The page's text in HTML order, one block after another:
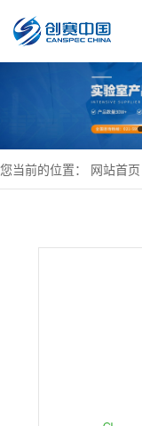
您当前的位置： 网站首页